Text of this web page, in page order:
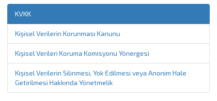
KVKK
Kişisel Verilerin Korunması Kanunu
Kişisel Verileri Koruma Komisyonu Yönergesi
Kişisel Verilerin Silinmesi, Yok Edilmesi veya Anonim Hale
Getirilmesi Hakkında Yönetmelik